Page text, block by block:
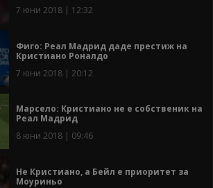
7 юни 2018 | 12:32
Фиго: Реал Мадрид даде престиж на
Кристиано Роналдо
7 юни 2018 | 20:12
Марсело: Кристиано не е собственик на
Реал Мадрид
8 юни 2018 | 09:46
Не Кристиано, а Бейл е приоритет за
Моуриньо